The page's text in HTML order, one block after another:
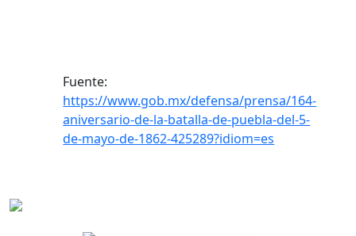
Fuente:
https://www.gob.mx/defensa/prensa/164-
aniversario-de-la-batalla-de-puebla-del-5-
de-mayo-de-1862-425289?idiom=es